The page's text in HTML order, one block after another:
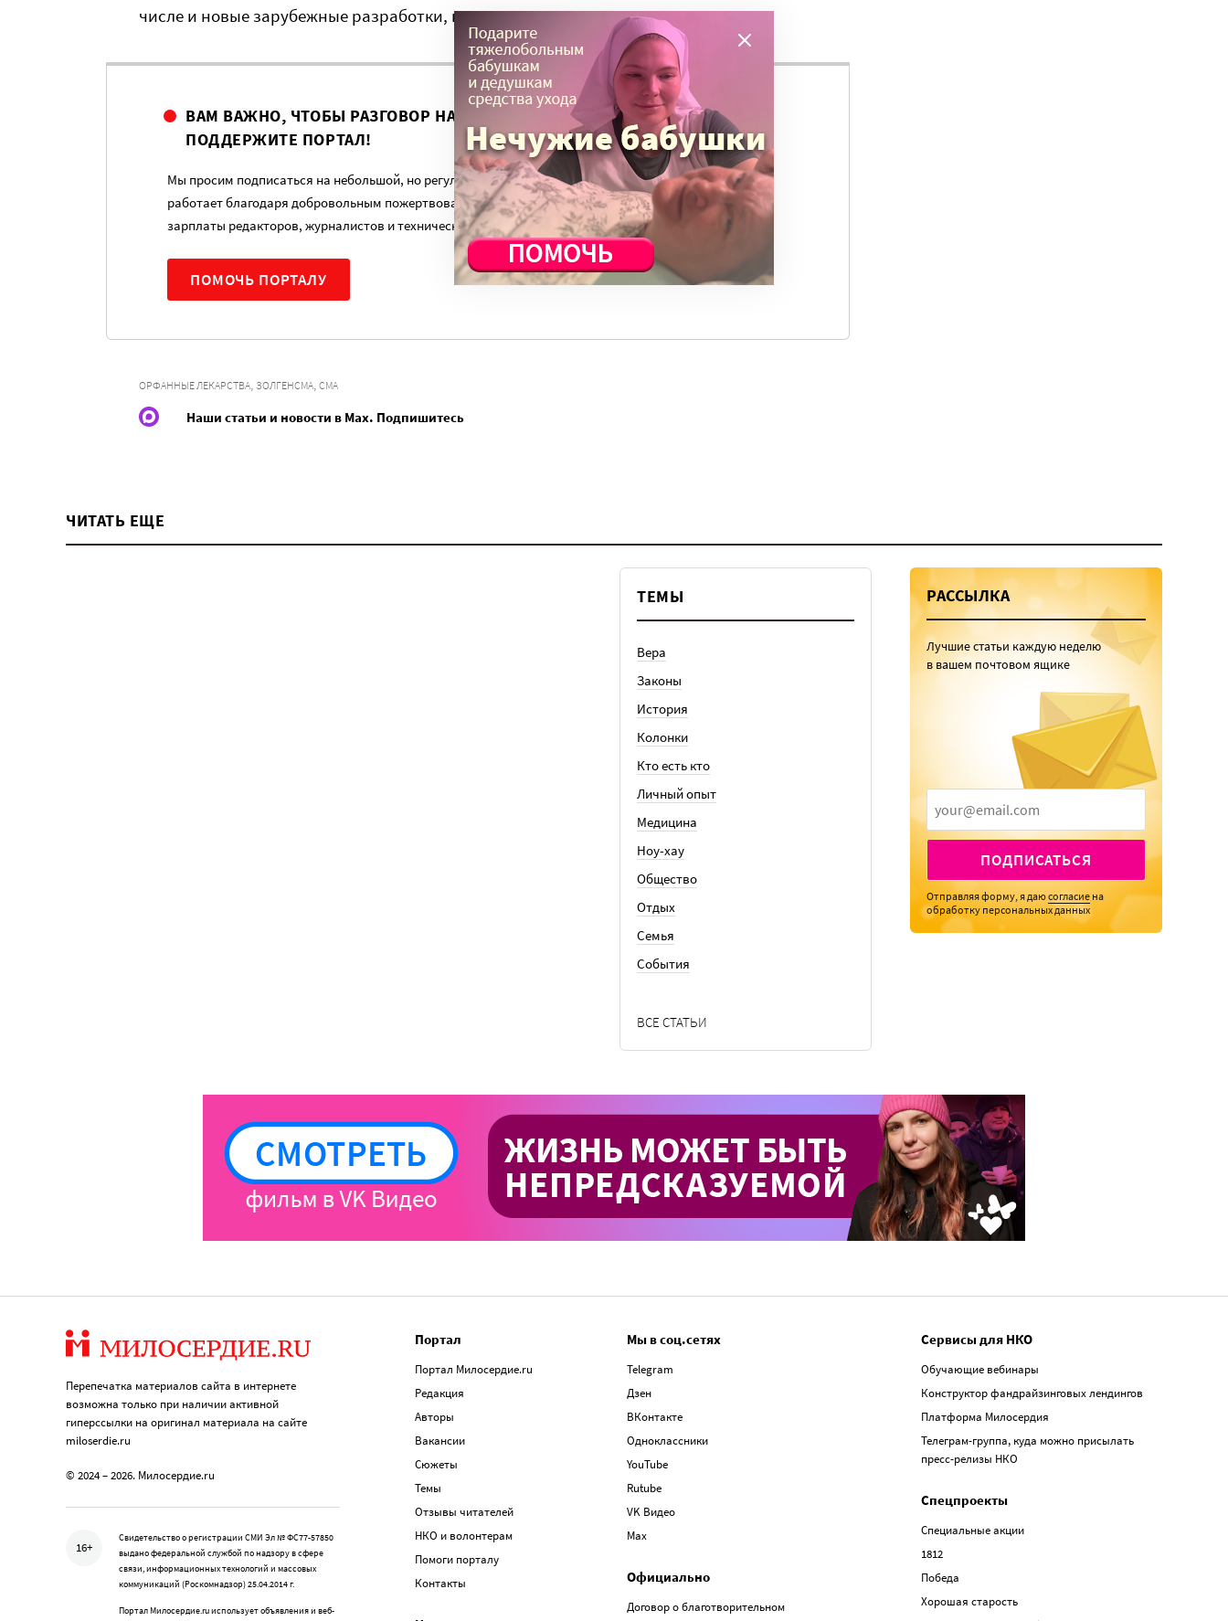
числе и новые зарубежные разработки, подчеркивает эксперт.
ВАМ ВАЖНО, ЧТОБЫ РАЗГОВОР НА ЭТУ ТЕМУ ПРОДОЛЖИЛСЯ?
ПОДДЕРЖИТЕ ПОРТАЛ!
Мы просим подписаться на небольшой, но регулярный платеж в пользу нашего сайта. Милосердие.ru
работает благодаря добровольным пожертвованиям наших читателей. На командировки, съемки,
зарплаты редакторов, журналистов и техническую поддержку сайта нужны средства.
ПОМОЧЬ ПОРТАЛУ
ОРФАННЫЕ ЛЕКАРСТВА, ЗОЛГЕНСМА, СМА
Наши статьи и новости в Max. Подпишитесь
ЧИТАТЬ ЕЩЕ
ТЕМЫ
Вера
Законы
История
Колонки
Кто есть кто
Личный опыт
Медицина
Ноу-хау
Общество
Отдых
Семья
События
ВСЕ СТАТЬИ
РАССЫЛКА
Лучшие статьи каждую неделю
в вашем почтовом ящике
ПОДПИСАТЬСЯ
Отправляя форму, я даюсогласие на
обработку персональных данных
Перепечатка материалов сайта в интернете
возможна только при наличии активной
гиперссылки на оригинал материала на сайте
miloserdie.ru
© 2024 – 2026. Милосердие.ru
16+
Свидетельство о регистрации СМИ Эл № ФС77-57850
выдано федеральной службой по надзору в сфере
связи, информационных технологий и массовых
коммуникаций (Роскомнадзор) 25.04.2014 г.
Портал Милосердие.ru использует объявления и веб-
Портал
Портал Милосердие.ru
Редакция
Авторы
Вакансии
Сюжеты
Темы
Отзывы читателей
НКО и волонтерам
Помоги порталу
Контакты
Мы в соц.сетях
Telegram
Дзен
ВКонтакте
Одноклассники
YouTube
Rutube
VK Видео
Max
Официально
Договор о благотворительном
Сервисы для НКО
Обучающие вебинары
Конструктор фандрайзинговых лендингов
Платформа Милосердия
Телеграм-группа, куда можно присылать
пресс-релизы НКО
Спецпроекты
Специальные акции
1812
Победа
Хорошая старость